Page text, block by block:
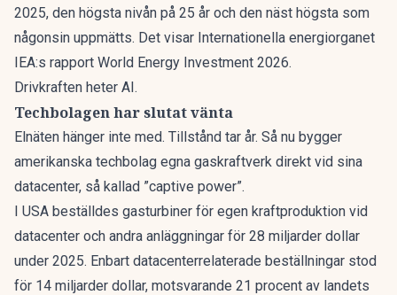
2025, den högsta nivån på 25 år och den näst högsta som
någonsin uppmätts. Det visar Internationella energiorganet
IEA:s rapport World Energy Investment 2026.
Drivkraften heter AI.
Techbolagen har slutat vänta
Elnäten hänger inte med. Tillstånd tar år. Så nu bygger
amerikanska techbolag egna gaskraftverk direkt vid sina
datacenter, så kallad ”captive power”.
I USA beställdes gasturbiner för egen kraftproduktion vid
datacenter och andra anläggningar för 28 miljarder dollar
under 2025. Enbart datacenterrelaterade beställningar stod
för 14 miljarder dollar, motsvarande 21 procent av landets